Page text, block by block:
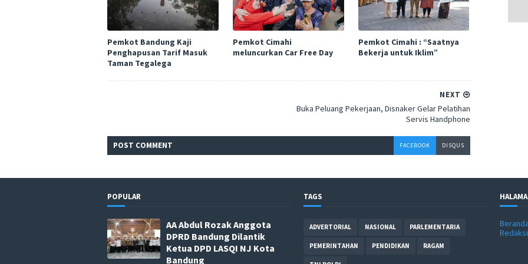
Pemkot Bandung Kaji
Penghapusan Tarif Masuk
Taman Tegalega
Pemkot Cimahi
meluncurkan Car Free Day
Pemkot Cimahi : “Saatnya
Bekerja untuk Iklim”
NEXT
Buka Peluang Pekerjaan, Disnaker Gelar Pelatihan
Servis Handphone
POST COMMENT FACEBOOK DISQUS
POPULAR
AA Abdul Rozak Anggota
DPRD Bandung Dilantik
Ketua DPD LASQI NJ Kota
Bandung
TAGS
ADVERTORIAL NASIONAL PARLEMENTARIA
PEMERINTAHAN PENDIDIKAN RAGAM
Redaksi